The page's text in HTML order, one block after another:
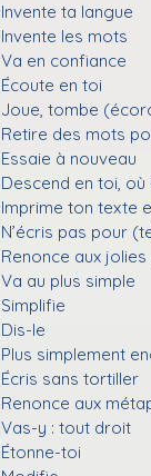
Invente ta langue
Invente les mots
Va en confiance
Écoute en toi
Joue, tombe
Retire des mots
Essaie à nouveau
Descend en toi,
Imprime ton texte
N’écris pas pour
Renonce aux
Va au plus simple
Simplifie
Dis-le
Plus simplement
Écris sans tortiller
Renonce aux
Vas-y : tout droit
Étonne-toi